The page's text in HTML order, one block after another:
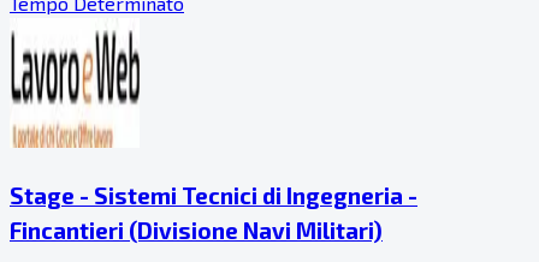
Stage - Sistemi Tecnici di Ingegneria -
Fincantieri (Divisione Navi Militari)